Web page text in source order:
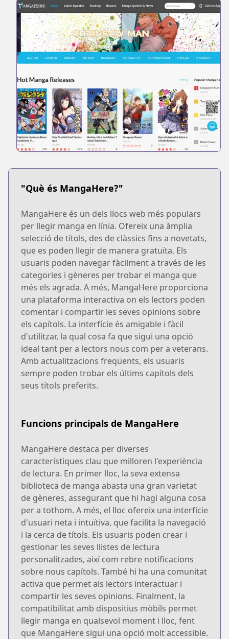
"Què és MangaHere?"
MangaHere és un dels llocs web més populars
per llegir manga en línia. Ofereix una àmplia
selecció de títols, des de clàssics fins a novetats,
que es poden llegir de manera gratuïta. Els
usuaris poden navegar fàcilment a través de les
categories i gèneres per trobar el manga que
més els agrada. A més, MangaHere proporciona
una plataforma interactiva on els lectors poden
comentar i compartir les seves opinions sobre
els capítols. La interfície és amigable i fàcil
d'utilitzar, la qual cosa fa que sigui una opció
ideal tant per a lectors nous com per a veterans.
Amb actualitzacions freqüents, els usuaris
sempre poden trobar els últims capítols dels
seus títols preferits.
Funcions principals de MangaHere
MangaHere destaca per diverses
característiques clau que milloren l'experiència
de lectura. En primer lloc, la seva extensa
biblioteca de manga abasta una gran varietat
de gèneres, assegurant que hi hagi alguna cosa
per a tothom. A més, el lloc ofereix una interfície
d'usuari neta i intuïtiva, que facilita la navegació
i la cerca de títols. Els usuaris poden crear i
gestionar les seves llistes de lectura
personalitzades, així com rebre notificacions
sobre nous capítols. També hi ha una comunitat
activa que permet als lectors interactuar i
compartir les seves opinions. Finalment, la
compatibilitat amb dispositius mòbils permet
llegir manga en qualsevol moment i lloc, fent
que MangaHere sigui una opció molt accessible.